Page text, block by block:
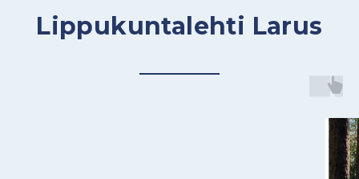
Lippukuntalehti Larus